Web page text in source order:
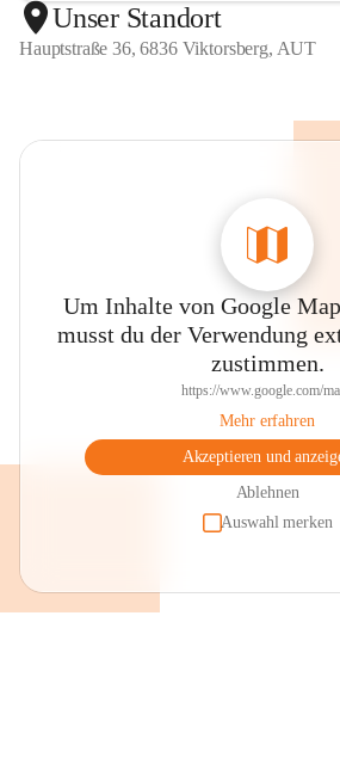
Unser Standort
Hauptstraße 36, 6836 Viktorsberg, AUT
Um Inhalte von Google
musst du der Verwendung
zustimmen.
https://www.google.com/
Mehr erfahren
Akzeptieren und
Ablehnen
Auswahl merken